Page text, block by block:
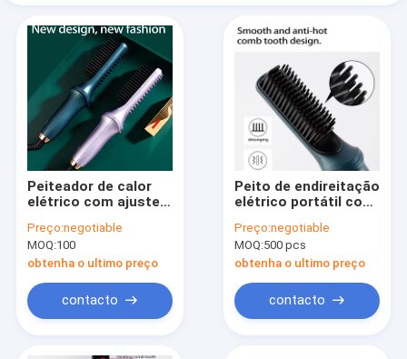
Peiteador de calor
elétrico com ajuste
cabo giratório de 360
graus em ABS PTC
roxo
Preço:negotiable
MOQ:100
obtenha o ultimo preço
contacto
Peito de endireitação
elétrico portátil com
segundos tempo de
aquecimento
Preço:negotiable
MOQ:500 pcs
obtenha o ultimo preço
contacto